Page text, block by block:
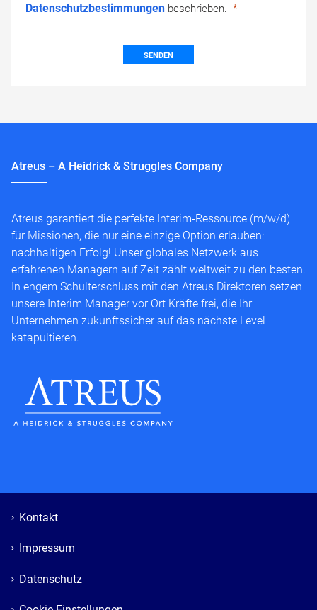
Datenschutzbestimmungen beschrieben.
SENDEN
Atreus – A Heidrick & Struggles Company
Atreus garantiert die perfekte Interim-Ressource (m/w/d)
für Missionen, die nur eine einzige Option erlauben:
nachhaltigen Erfolg! Unser globales Netzwerk aus
erfahrenen Managern auf Zeit zählt weltweit zu den besten.
In engem Schulterschluss mit den Atreus Direktoren setzen
unsere Interim Manager vor Ort Kräfte frei, die Ihr
Unternehmen zukunftssicher auf das nächste Level
katapultieren.
Kontakt
Impressum
Datenschutz